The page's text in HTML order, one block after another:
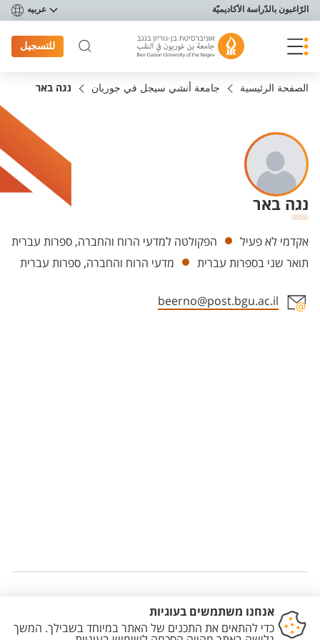
תפריט נגישות
الرّاغبون بالدّراسة الأكاديميّة عربيه
للتسجيل
الصفحة الرئيسية جامعة أنشي سيجل في جوريان נגה באר
נגה באר
Departments
אקדמי לא פעיל
הפקולטה למדעי הרוח והחברה, ספרות עברית
תואר שני בספרות עברית
מדעי הרוח והחברה, ספרות עברית
beerno@post.bgu.ac.il